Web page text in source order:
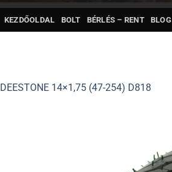
KEZDŐOLDAL BOLT BÉRLÉS – RENT BLOG
DEESTONE 14×1,75 (47-254) D818